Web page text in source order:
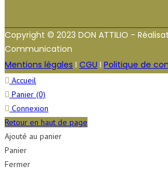
Copyright © 2023 DON ATTILIO -
Communication
Mentions légales I CGU I Politique de
Accueil
Panier (0)
Connexion
Retour en haut de page
Ajouté au panier
Panier
Fermer